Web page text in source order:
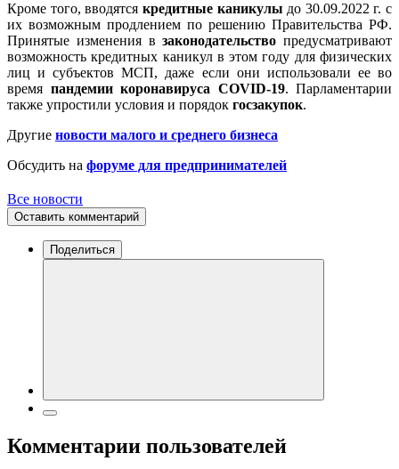
Кроме того, вводятся кредитные каникулы до 30.09.2022 г. с
их возможным продлением по решению Правительства РФ.
Принятые изменения взаконодательство предусматривают
возможность кредитных каникул в этом году для физических
лиц и субъектов МСП, даже если они использовали ее во
время пандемии коронавируса COVID-19. Парламентарии
также упростили условия и порядок госзакупок.
Другие новости малого и среднего бизнеса
Обсудить на форуме для предпринимателей
Все новости
Оставить комментарий
Поделиться
Комментарии пользователей